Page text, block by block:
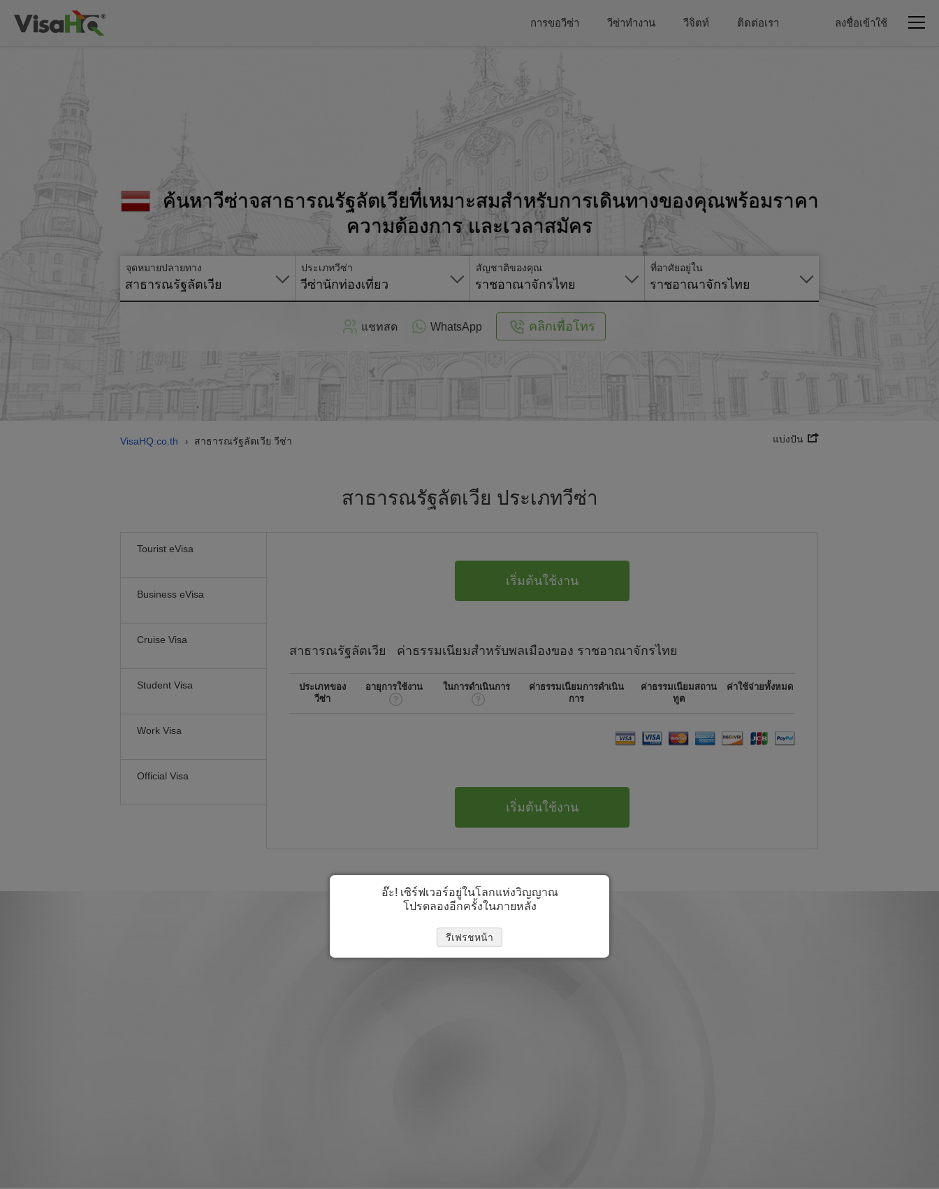
การขอวีซ่า วีซ่าทำงาน วีจิตท์ ติดต่อเรา ลงชื่อเข้าใช้
ค้นหาวีซ่าจสาธารณรัฐลัตเวียที่เหมาะสมสำหรับการเดินทางของคุณพร้อมราคา
ความต้องการ และเวลาสมัคร
จุดหมายปลายทาง
สาธารณรัฐลัตเวีย
ประเภทวีซ่า
วีซ่านักท่องเที่ยว
สัญชาติของคุณ
ราชอาณาจักรไทย
ที่อาศัยอยู่ใน
ราชอาณาจักรไทย
แชทสด WhatsApp คลิกเพื่อโทร
VisaHQ.co.th › สาธารณรัฐลัตเวีย วีซ่า แบ่งปัน
สาธารณรัฐลัตเวีย ประเภทวีซ่า
Tourist eVisa
Business eVisa
Cruise Visa
Student Visa
Work Visa
Official Visa
เริ่มต้นใช้งาน
สาธารณรัฐลัตเวีย ค่าธรรมเนียมสำหรับพลเมืองของ ราชอาณาจักรไทย
ประเภทของ
วีซ่า
อายุการใช้งาน ในการดำเนินการ
ค่าธรรมเนียมการดำเนิน
การ
ค่าธรรมเนียมสถาน
ทูต
ค่าใช้จ่ายทั้งหมด
เริ่มต้นใช้งาน
อ๊ะ! เซิร์ฟเวอร์อยู่ในโลกแห่งวิญญาณ
โปรดลองอีกครั้งในภายหลัง
รีเฟรชหน้า